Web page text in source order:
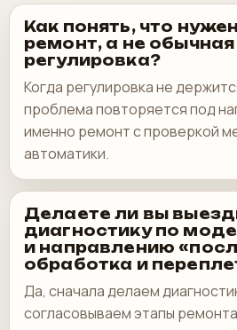
Как понять, что
ремонт, а не обычная
регулировка?
Когда регулировка не
проблема повторяется под
именно ремонт с проверкой
автоматики.
Делаете ли вы
диагностику по
и направлению
обработка и
Да, сначала делаем
согласовываем этапы